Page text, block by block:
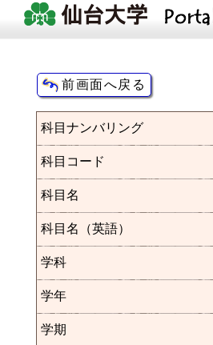
科目ナンバリング
科目コード
科目名
科目名（英語）
学科
学年
学期